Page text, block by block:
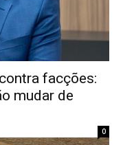
facções:
mudar de
0